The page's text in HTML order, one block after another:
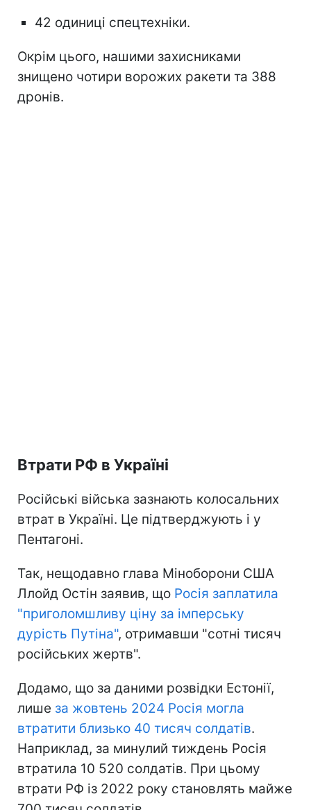
42 одиниці спецтехніки.
Окрім цього, нашими захисниками
знищено чотири ворожих ракети та 388
дронів.
Втрати РФ в Україні
Російські війська зазнають колосальних
втрат в Україні. Це підтверджують і у
Пентагоні.
Так, нещодавно глава Міноборони США
Ллойд Остін заявив, що Росія заплатила
"приголомшливу ціну за імперську
дурість Путіна", отримавши "сотні тисяч
російських жертв".
Додамо, що за даними розвідки Естонії,
лише за жовтень 2024 Росія могла
втратити близько 40 тисяч солдатів.
Наприклад, за минулий тиждень Росія
втратила 10 520 солдатів. При цьому
втрати РФ із 2022 року становлять майже